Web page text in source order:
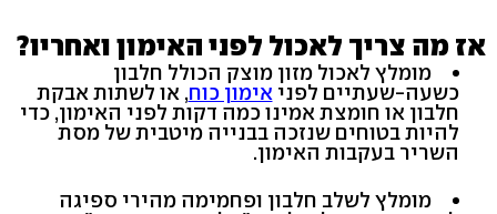
אז מה צריך לאכול לפני האימון ואחריו?
מומלץ לאכול מזון מוצק הכולל חלבון
כשעה-שעתיים לפניאימון כוח, או לשתות אבקת
חלבון או חומצת אמינו כמה דקות לפני האימון, כדי
להיות בטוחים שנזכה בבנייה מיטבית של מסת
השריר בעקבות האימון.
מומלץ לשלב חלבון ופחמימה מהירי ספיגה